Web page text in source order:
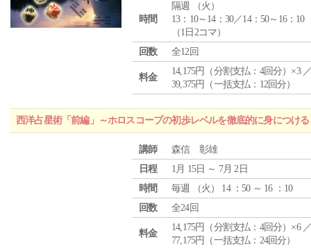
時間
隔週 （火 ）
13：10～14：30／14：50～16：10
（1日2コマ）
回数
全12回
料金
14,175円（分割支払：4回分）×3
39,375円（一括支払：12回分）
西洋占星術「前編」～ホロスコープの初歩レベルを徹底的に身につける
講師
森信 彰雄
日程
1月 15日 ～ 7月 2日
時間
毎週 （火 ） 14 ：50 ～ 16 ：10
回数
全24回
料金
14,175円（分割支払：4回分）×6
77,175円（一括支払：24回分）